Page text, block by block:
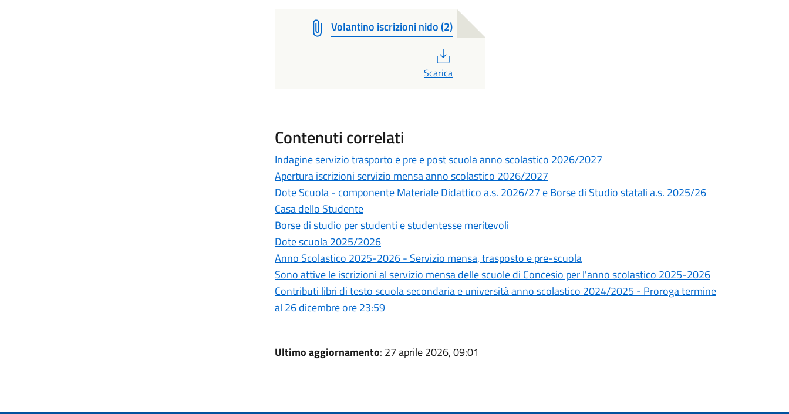
Volantino iscrizioni nido (2)
Scarica
Contenuti correlati
Indagine servizio trasporto e pre e post scuola anno scolastico 2026/2027
Apertura iscrizioni servizio mensa anno scolastico 2026/2027
Dote Scuola - componente Materiale Didattico a.s. 2026/27 e Borse di Studio statali a.s. 2025/26
Casa dello Studente
Borse di studio per studenti e studentesse meritevoli
Dote scuola 2025/2026
Anno Scolastico 2025-2026 - Servizio mensa, trasposto e pre-scuola
Sono attive le iscrizioni al servizio mensa delle scuole di Concesio per l'anno scolastico 2025-2026
Contributi libri di testo scuola secondaria e università anno scolastico 2024/2025 - Proroga termine
al 26 dicembre ore 23:59
Ultimo aggiornamento: 27 aprile 2026, 09:01